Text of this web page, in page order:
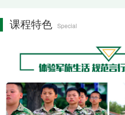
课程特色 Special